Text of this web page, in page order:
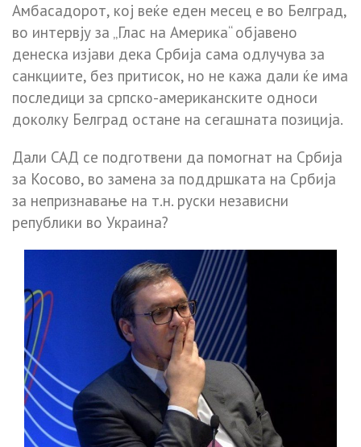
Амбасадорот, кој веќе еден месец е во Белград,
во интервју за „Глас на Америка“ објавено
денеска изјави дека Србија сама одлучува за
санкциите, без притисок, но не кажа дали ќе има
последици за српско-американските односи
доколку Белград остане на сегашната позиција.
Дали САД се подготвени да помогнат на Србија
за Косово, во замена за поддршката на Србија
за непризнавање на т.н. руски независни
републики во Украина?